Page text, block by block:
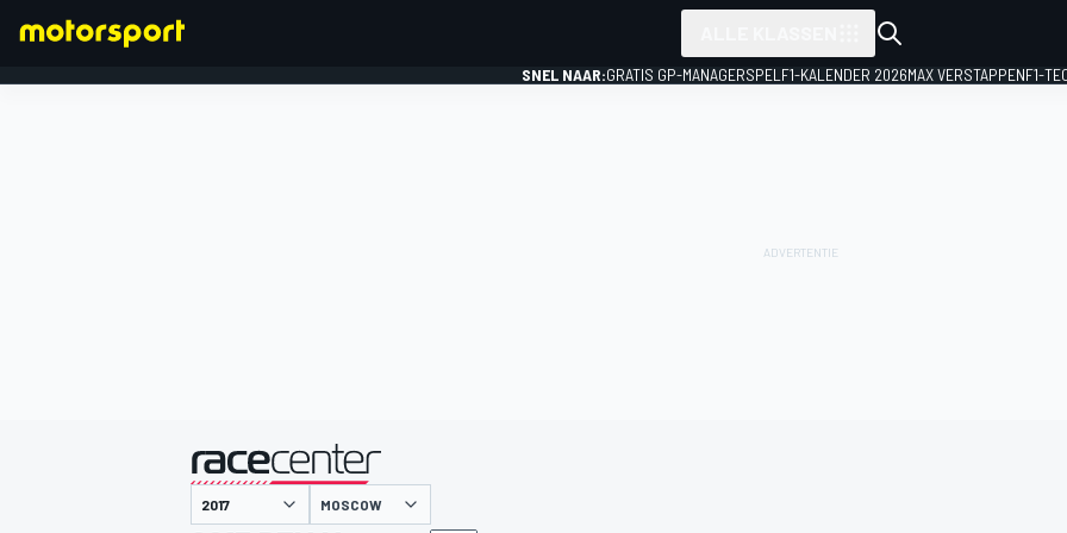
SNEL NAAR:GRATIS GP-MANAGERSPEL F1-KALENDER 2026MAX VERSTAPPENF1-
gepresenteerd door
MOSCOW